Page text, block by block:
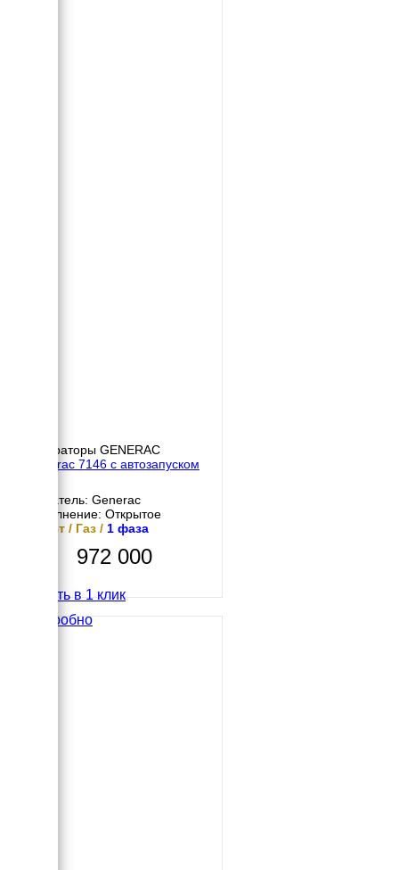
Генераторы GENERAC
Generac 7146 с автозапуском
Двигатель: Generac
Исполнение: Открытое
13 кВт / Газ / 1 фаза
972 000
Купить в 1 клик
Подробно